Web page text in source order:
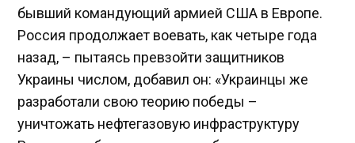
бывший командующий армией США в Европе.
Россия продолжает воевать, как четыре года
назад, – пытаясь превзойти защитников
Украины числом, добавил он: «Украинцы же
разработали свою теорию победы –
уничтожать нефтегазовую инфраструктуру